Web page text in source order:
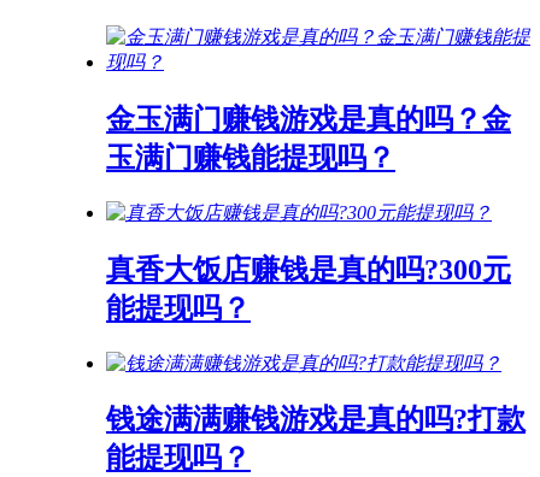
金玉满门赚钱游戏是真的吗？金
玉满门赚钱能提现吗？
真香大饭店赚钱是真的吗?300元
能提现吗？
钱途满满赚钱游戏是真的吗?打款
能提现吗？